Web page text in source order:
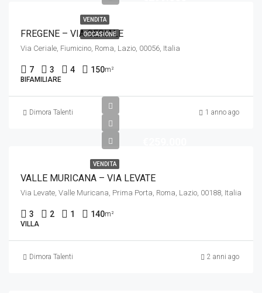
VENDITA
OCCASIONE
FREGENE – VIA CERIALE
Via Ceriale, Fiumicino, Roma, Lazio, 00056, Italia
7 3 4 150m²
BIFAMILIARE
Dimora Talenti 1 anno ago
VENDITA
VALLE MURICANA – VIA LEVATE
Via Levate, Valle Muricana, Prima Porta, Roma, Lazio, 00188, Italia
3 2 1 140m²
VILLA
Dimora Talenti 2 anni ago